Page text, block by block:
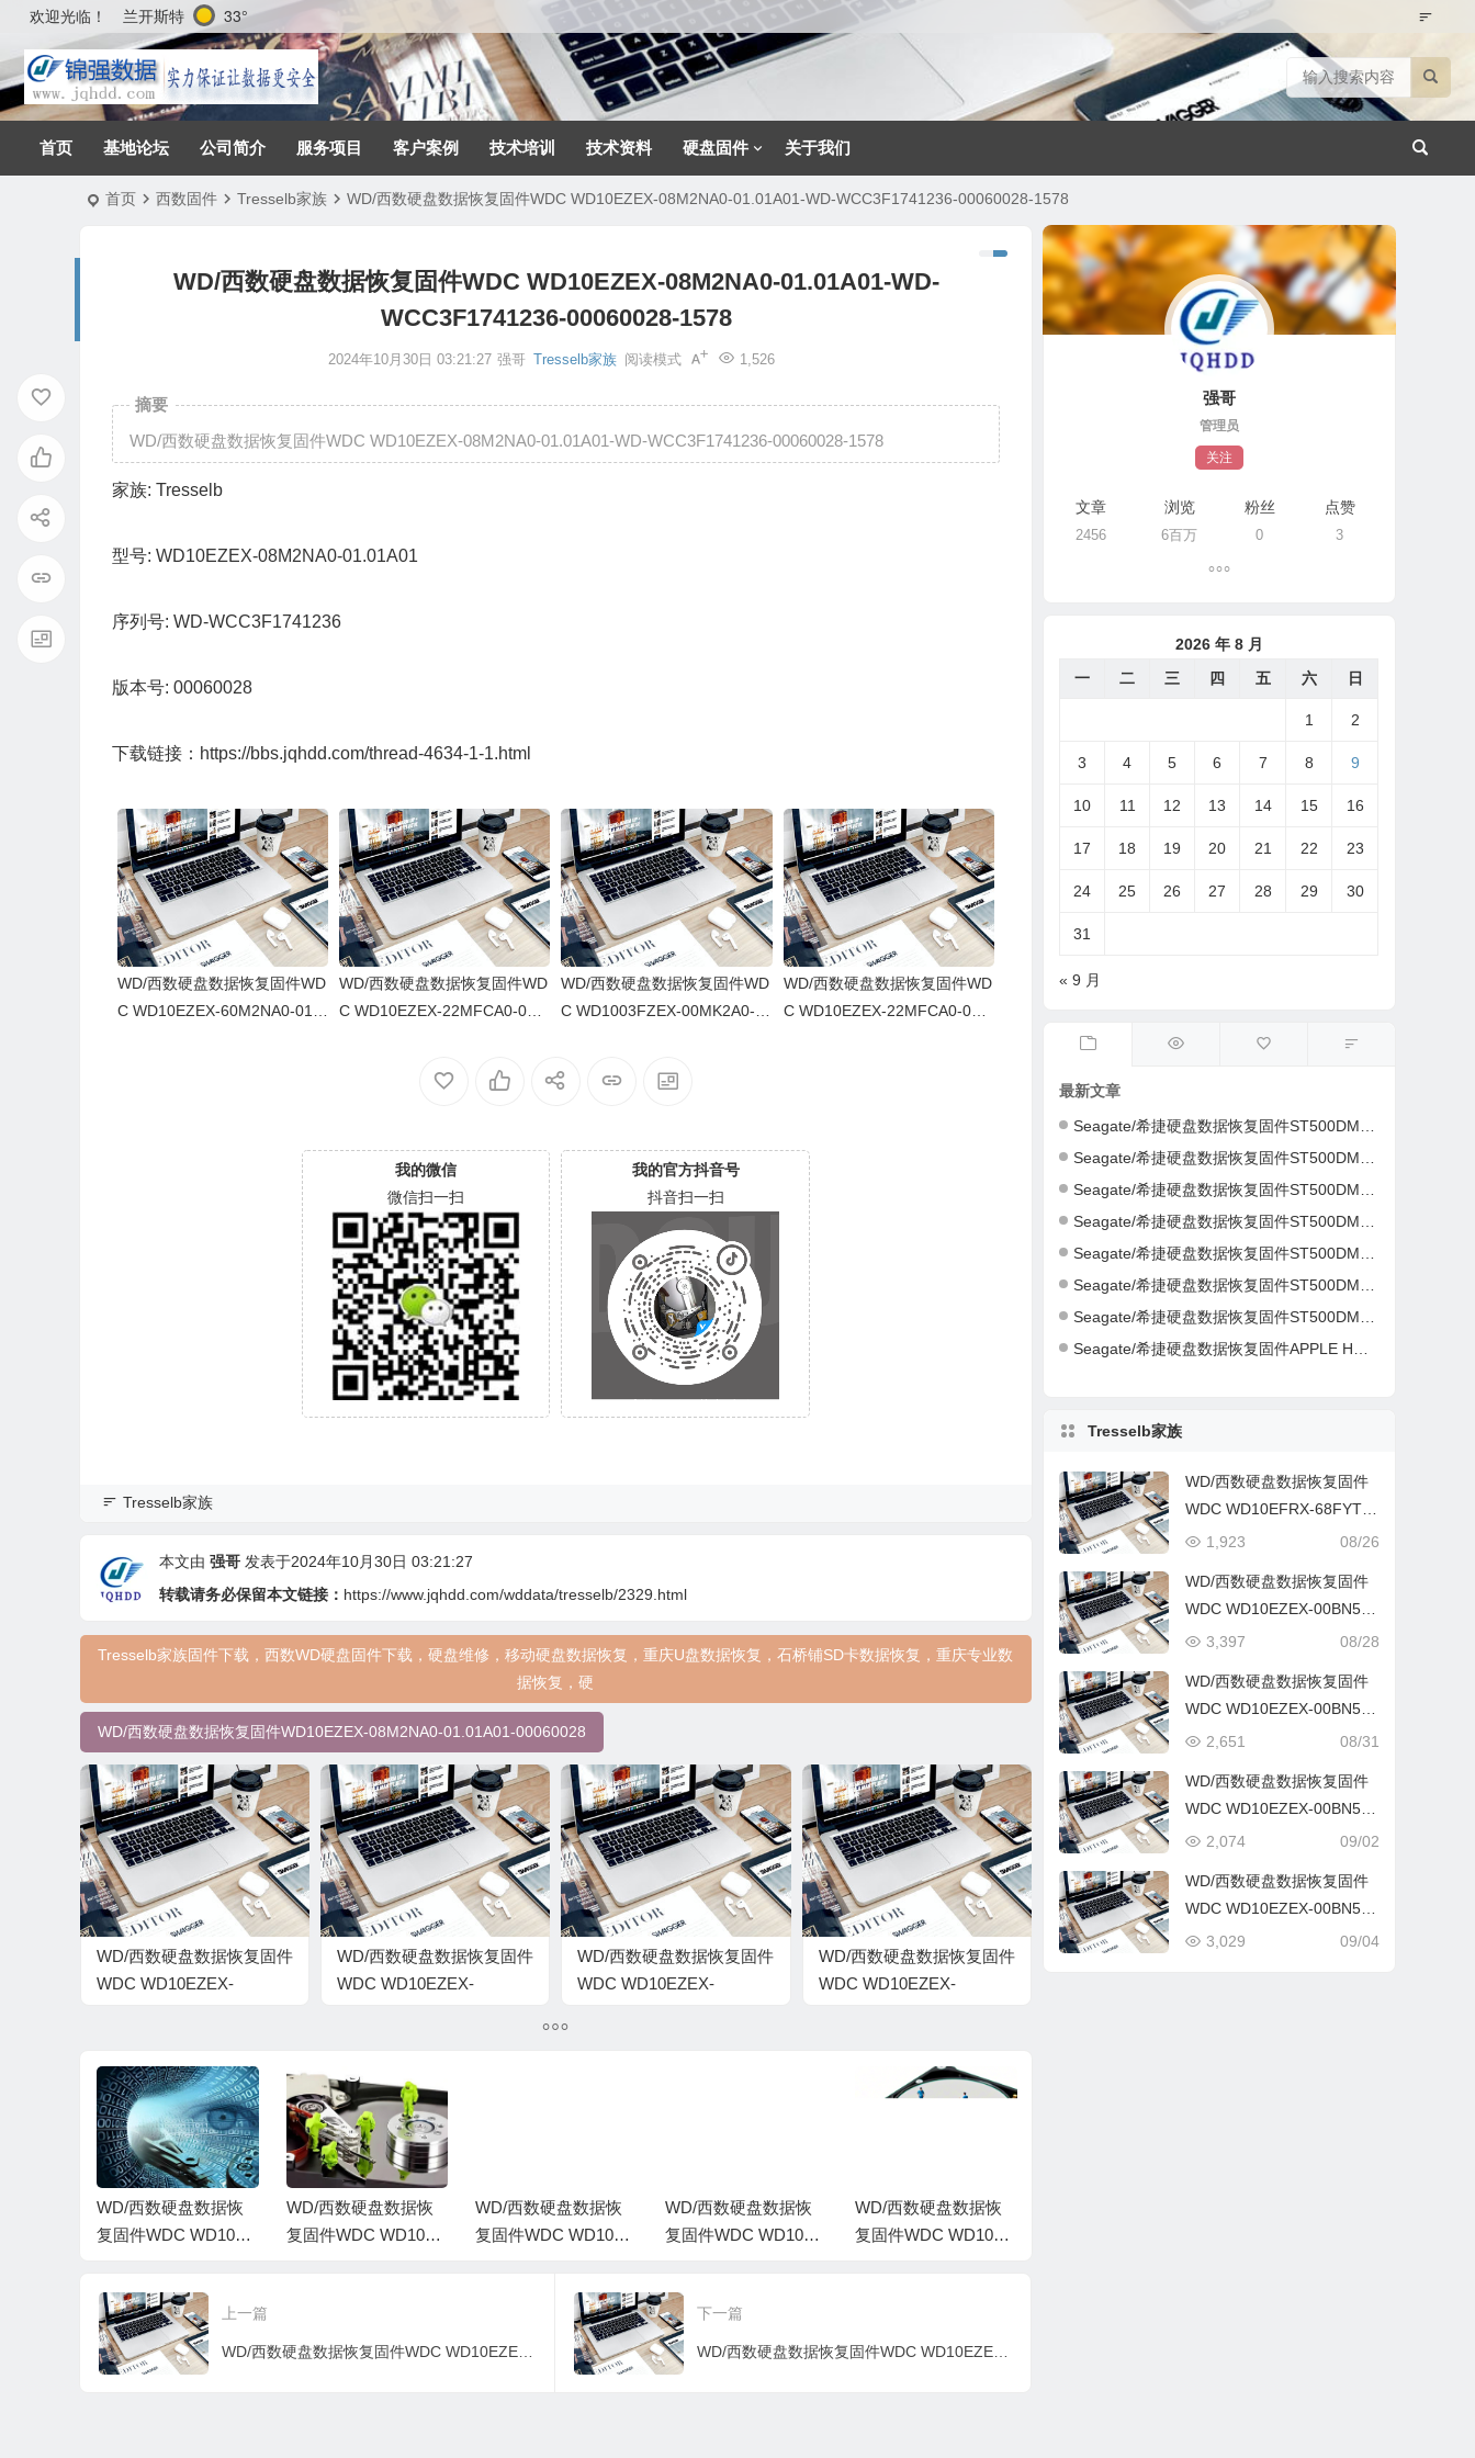
欢迎光临！ 兰开斯特 33°
首页 基地论坛 公司简介 服务项目 客户案例 技术培训 技术资料 硬盘固件 关于我们
首页 西数固件 Tresselb家族 WD/西数硬盘数据恢复固件WDC WD10EZEX-08M2NA0-01.01A01-WD-WCC3F1741236-00060028-1578
WD/西数硬盘数据恢复固件WDC WD10EZEX-08M2NA0-01.01A01-WD-
WCC3F1741236-00060028-1578
2024年10月30日 03:21:27 强哥 Tresselb家族 1,526
阅读模式
摘要
WD/西数硬盘数据恢复固件WDC WD10EZEX-08M2NA0-01.01A01-WD-WCC3F1741236-00060028-1578
家族: Tresselb
型号: WD10EZEX-08M2NA0-01.01A01
序列号: WD-WCC3F1741236
版本号: 00060028
下载链接： https://bbs.jqhdd.com/thread-4634-1-1.html
WD/西数硬盘数据恢复固件WD
C WD10EZEX-60M2NA0-01.0
WD/西数硬盘数据恢复固件WD
C WD10EZEX-22MFCA0-01.0
WD/西数硬盘数据恢复固件WD
C WD1003FZEX-00MK2A0-0
WD/西数硬盘数据恢复固件WD
C WD10EZEX-22MFCA0-01.0
我的微信
微信扫一扫
我的官方抖音号
抖音扫一扫
Tresselb家族
本文由 强哥 发表于2024年10月30日 03:21:27
转载请务必保留本文链接： https://www.jqhdd.com/wddata/tresselb/2329.html
Tresselb家族固件下载，西数WD硬盘固件下载，硬盘维修，移动硬盘数据恢复，重庆U盘数据恢复，石桥铺SD卡数据恢复，重庆专业数
据恢复，硬
WD/西数硬盘数据恢复固件WD10EZEX-08M2NA0-01.01A01-00060028
WD/西数硬盘数据恢复固件
WDC WD10EZEX-
00060042-1578
WD/西数硬盘数据恢复固件
WDC WD10EZEX-
WD/西数硬盘数据恢复固件
WDC WD10EZEX-
WD/西数硬盘数据恢复固件
WDC WD10EZEX-
0007004J-1578
WD/西数硬盘数据恢
复固件WDC WD1003
1A01-WD-WCC3F4U
YYU09-0008001T-157
8
WD/西数硬盘数据恢
复固件WDC WD1003
78
WD/西数硬盘数据恢
复固件WDC WD1003
1A01-WD-WCC3F3E
P1FZJ-0008001R-157
8
WD/西数硬盘数据恢
复固件WDC WD1003
1A01-WD-WCC3F1K
N662K-0006004C-157
8
WD/西数硬盘数据恢
复固件WDC WD1003
8
上一篇 下一篇
强哥
管理员
关注
文章
2456
浏览
6百万
粉丝
0
点赞
3
2026 年 8 月
一
二 三 四 五 六 日
1 2
3 4 5 6 7 8 9
10 11 12 13 14 15 16
17 18 19 20 21 22 23
24 25 26 27 28 29 30
31
« 9 月
最新文章
Seagate/希捷硬盘数据恢复固件ST500DM002-1ER14C-CC46-S4Y4K583-PC3000全套
Seagate/希捷硬盘数据恢复固件ST500DM002-1ER14C-CC43-Z4Y16NC5-PC3000全套
Seagate/希捷硬盘数据恢复固件ST500DM002-1CH14C-CC49-Z1DA7L6D-PC3000全套
Seagate/希捷硬盘数据恢复固件ST500DM002-1CH14C-CC49-Z1DA7L6D-PC3000全套
Seagate/希捷硬盘数据恢复固件ST500DM002-1CH14C-CC49-S1DHMP2Y-PC3000全套
Seagate/希捷硬盘数据恢复固件ST500DM002-1CH14C-CC47-W1D1W19H-PC3000全套
Seagate/希捷硬盘数据恢复固件ST500DM002-1CH14C-CC46-Z1D9B2G6-PC3000全套
Seagate/希捷硬盘数据恢复固件APPLE HDD ST2000DM001-AQ03-W8E01Z5H-PC3000全套
Tresselb家族
WD/西数硬盘数据恢复固件
WDC WD10EFRX-68FYTN
0-82.00A82-WD-WCC4J4D
08/26
1,923
WD/西数硬盘数据恢复固件
WDC WD10EZEX-00BN5A
0-01.01A01-WD-WCC3F0F
08/28
3,397
WD/西数硬盘数据恢复固件
WDC WD10EZEX-00BN5A
0-01.01A01-WD-WCC3F1S
08/31
2,651
WD/西数硬盘数据恢复固件
WDC WD10EZEX-00BN5A
0-01.01A01-WD-WCC3F3R
09/02
2,074
WD/西数硬盘数据恢复固件
WDC WD10EZEX-00BN5A
0-01.01A01-WD-WCC3F6K
09/04
3,029